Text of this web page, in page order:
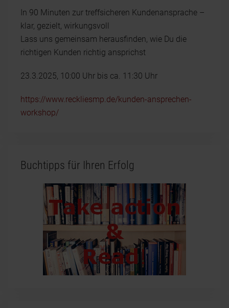
In 90 Minuten zur treffsicheren Kundenansprache –
klar, gezielt, wirkungsvoll
Lass uns gemeinsam herausfinden, wie Du die
richtigen Kunden richtig ansprichst
23.3.2025, 10:00 Uhr bis ca. 11:30 Uhr
https://www.reckliesmp.de/kunden-ansprechen-
workshop/
Buchtipps für Ihren Erfolg